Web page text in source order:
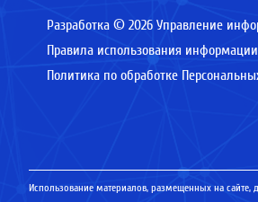
Разработка © 2026 Управление
Правила использования информации
Политика по обработке
Использование материалов, размещенных на сайте,